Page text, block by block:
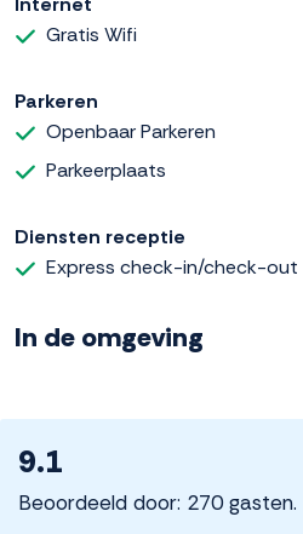
Gratis Wifi
Parkeren
Openbaar Parkeren
Parkeerplaats
Diensten receptie
Express check-in/check-out
In de omgeving
9.1
Beoordeeld door: 270 gasten.